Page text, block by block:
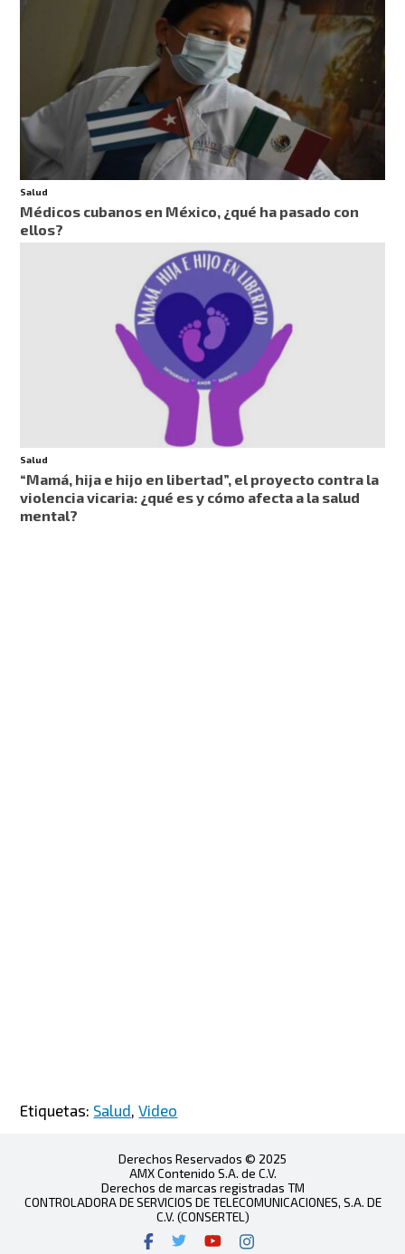
Salud
Médicos cubanos en México, ¿qué ha pasado con
ellos?
Salud
“Mamá, hija e hijo en libertad”, el proyecto contra la
violencia vicaria: ¿qué es y cómo afecta a la salud
mental?
Etiquetas: Salud,Video
Derechos Reservados © 2025
AMX Contenido S.A. de C.V.
Derechos de marcas registradas TM
CONTROLADORA DE SERVICIOS DE TELECOMUNICACIONES, S.A. DE
C.V. (CONSERTEL)